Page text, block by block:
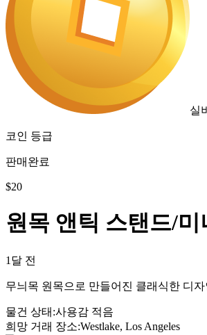
실
코인 등급
판매완료
$20
원목 앤틱 스탠드/미
1달 전
무늬목 원목으로 만들어진 클래식한 디
물건 상태 :사용감 적음
희망 거래 장소:Westlake, Los Angeles